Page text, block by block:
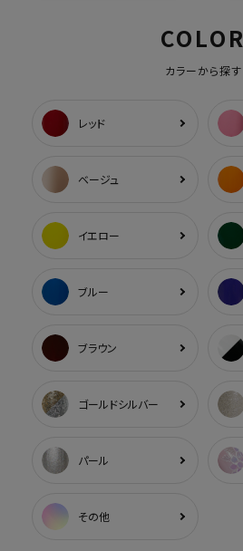
COLOR
カラーから探す
レッド
ベージュ
イエロー
ブルー
ブラウン
ゴールドシルバー
パール
その他